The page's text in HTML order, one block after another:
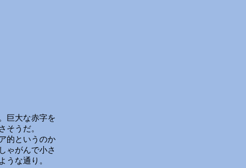
巨大な赤字を
そうだ。
的というのか
ゃがんで小さ
うな通り。